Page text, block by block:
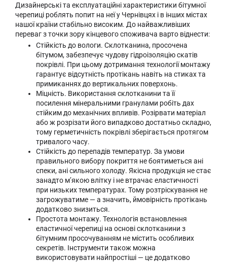
Дизайнерські та експлуатаційні характеристики бітумної
черепиці роблять попит на неї у Чернівцях і в інших містах
нашої країни стабільно високим. До найважливіших
переваг з точки зору кінцевого споживача варто віднести:
Стійкість до вологи. Склотканина, просочена
бітумом, забезпечує чудову гідроізоляцію скатів
покрівлі. При цьому дотримання технології монтажу
гарантує відсутність протікань навіть на стиках та
примиканнях до вертикальних поверхонь.
Міцність. Використання склотканини та її
посилення мінеральними гранулами робіть дах
стійким до механічних впливів. Розірвати матеріал
або ж розрізати його випадково достатньо складно,
тому герметичність покрівлі зберігається протягом
тривалого часу.
Стійкість до перепадів температур. За умови
правильного вибору покриття не боятиметься ані
спеки, ані сильного холоду. Якісна продукція не стає
занадто м’якою влітку і не втрачає еластичності
при низьких температурах. Тому розтріскування не
загрожуватиме — а значить, ймовірність протікань
додатково знизиться.
Простота монтажу. Технологія встановлення
еластичної черепиці на основі склотканини з
бітумним просочуванням не містить особливих
секретів. Інструменти також можна
використовувати найпростіші — це додатково